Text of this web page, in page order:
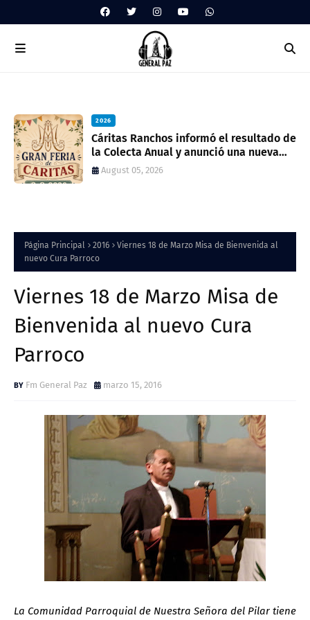
2026
Cáritas Ranchos informó el resultado de
la Colecta Anual y anunció una nueva
feria solidaria
August 05, 2026
Página Principal 2016
Viernes 18 de Marzo Misa de Bienvenida al
nuevo Cura Parroco
Viernes 18 de Marzo Misa de
Bienvenida al nuevo Cura
Parroco
Fm General Paz marzo 15, 2016
La Comunidad Parroquial de Nuestra Señora del Pilar tiene